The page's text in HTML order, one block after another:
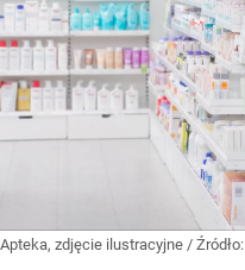
Apteka, zdjęcie ilustracyjne / Źródło: